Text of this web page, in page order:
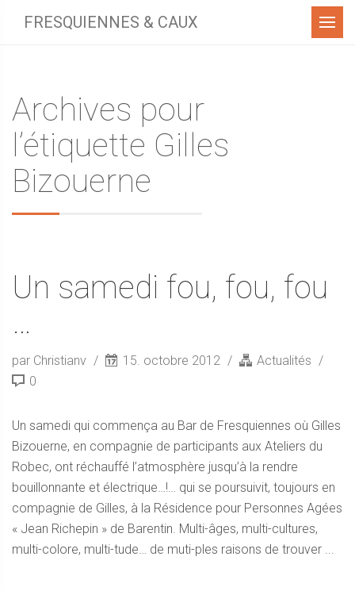
FRESQUIENNES & CAUX Menu
Archives pour
l’étiquette Gilles
Bizouerne
Un samedi fou, fou, fou
…
par Christianv 15. octobre 2012
Actualités
0
Un samedi qui commença au Bar de Fresquiennes où Gilles
Bizouerne, en compagnie de participants aux Ateliers du
Robec, ont réchauffé l’atmosphère jusqu’à la rendre
bouillonnante et électrique…!… qui se poursuivit, toujours en
compagnie de Gilles, à la Résidence pour Personnes Agées
« Jean Richepin » de Barentin. Multi-âges, multi-cultures,
multi-colore, multi-tude… de muti-ples raisons de trouver ...